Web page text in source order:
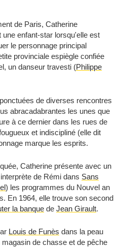
de Paris, Catherine
enfant-star lorsqu'elle est
le personnage principal
provinciale espiègle confiée
un danseur travesti (Philippe
de diverses rencontres
abracadabrantes les unes que
à ce dernier dans les rues de
et indiscipliné (elle dit
marque les esprits.
Catherine présente avec un
de Rémi dans Sans
) les programmes du Nouvel an
En 1964, elle trouve son second
la banque de Jean Girault.
Louis de Funès dans la peau
de chasse et de pêche